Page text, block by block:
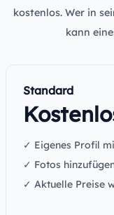
kostenlos. Wer in
kann
Standard
✓ Eigenes Profil
✓ Fotos
✓ Aktuelle Preise